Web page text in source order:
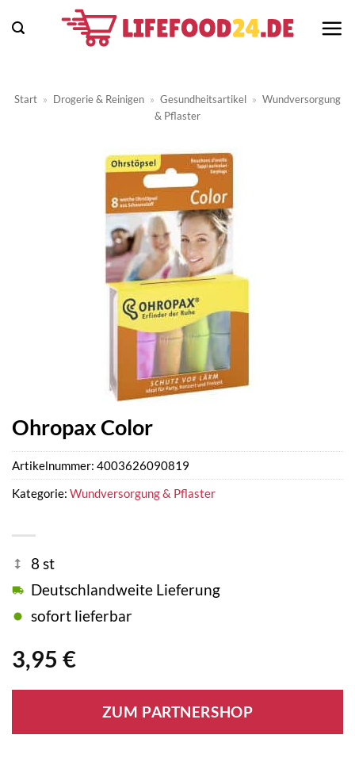
Inhalt
Start » Drogerie & Reinigen » Gesundheitsartikel » Wundversorgung
& Pflaster
Ohropax Color
3,95 €
8 st
Deutschlandweite Lieferung
sofort lieferbar
ZUM PARTNERSHOP
Artikelnummer: 4003626090819
Kategorie: Wundversorgung & Pflaster